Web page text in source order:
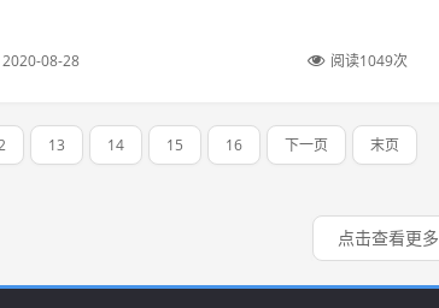
2020-08-28 阅读1049次
13 14 15 16 下一页 末页
点击查看更多